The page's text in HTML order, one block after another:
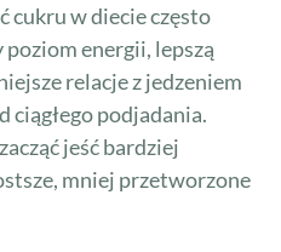
cukru w diecie często
energii, lepszą
relacje z jedzeniem
ciągłego podjadania.
jeść bardziej
mniej przetworzone